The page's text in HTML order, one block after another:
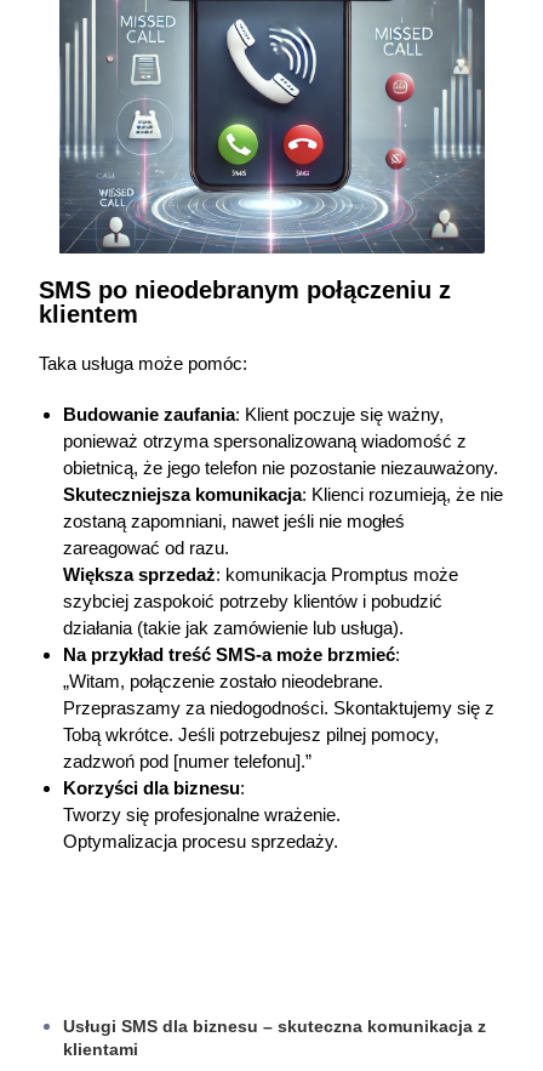
SMS po nieodebranym połączeniu z
klientem
Taka usługa może pomóc:
Budowanie zaufania: Klient poczuje się ważny,
ponieważ otrzyma spersonalizowaną wiadomość z
obietnicą, że jego telefon nie pozostanie niezauważony.
Skuteczniejsza komunikacja: Klienci rozumieją, że nie
zostaną zapomniani, nawet jeśli nie mogłeś
zareagować od razu.
Większa sprzedaż: komunikacja Promptus może
szybciej zaspokoić potrzeby klientów i pobudzić
działania (takie jak zamówienie lub usługa).
Na przykład treść SMS-a może brzmieć:
„Witam, połączenie zostało nieodebrane.
Przepraszamy za niedogodności. Skontaktujemy się z
Tobą wkrótce. Jeśli potrzebujesz pilnej pomocy,
zadzwoń pod [numer telefonu].”
Korzyści dla biznesu:
Tworzy się profesjonalne wrażenie.
Optymalizacja procesu sprzedaży.
Usługi SMS dla biznesu – skuteczna komunikacja z
klientami